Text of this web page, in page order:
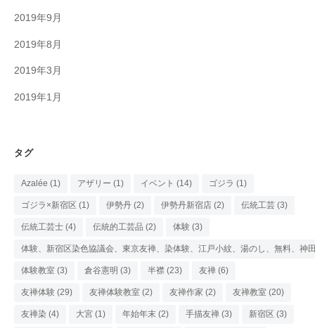
2019年9月
2019年8月
2019年3月
2019年1月
タグ
Azalée (1) アザリー (1) イベント (14) ゴジラ (1)
ゴジラ×新宿区 (1) 伊勢丹 (2) 伊勢丹新宿店 (2) 伝統工芸 (3)
伝統工芸士 (4) 伝統的工芸品 (2) 体験 (3)
体験、新宿区染色協議会、東京友禅、染体験、江戸小紋、湯のし、無料、神
体験教室 (3) 倉谷憲明 (3) 半襟 (23) 友禅 (6)
友禅体験 (29) 友禅体験教室 (2) 友禅作家 (2) 友禅教室 (20)
友禅染 (4) 大宮 (1) 年始年末 (2) 手描友禅 (3) 新宿区 (3)